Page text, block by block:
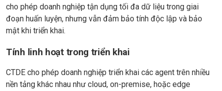
cho phép doanh nghiệp tận dụng tối đa dữ liệu trong giai
đoạn huấn luyện, nhưng vẫn đảm bảo tính độc lập và bảo
mật khi triển khai.
Tính linh hoạt trong triển khai
CTDE cho phép doanh nghiệp triển khai các agent trên nhiều
nền tảng khác nhau như cloud, on-premise, hoặc edge